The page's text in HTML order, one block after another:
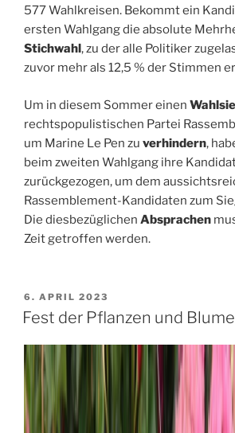
577 Wahlkreisen. Bekommt ein
ersten Wahlgang die absolute
Stichwahl, zu der alle Politiker
zuvor mehr als 12,5 % der Stimmen
Um in diesem Sommer einen
rechtspopulistischen Partei
um Marine Le Pen zu verhindern,
beim zweiten Wahlgang ihre
zurückgezogen, um dem
Rassemblement-Kandidaten zum
Die diesbezüglichen Absprachen
Zeit getroffen werden.
VERÖFFENTLICHT
AM
6. APRIL 2023
Fest der Pflanzen und